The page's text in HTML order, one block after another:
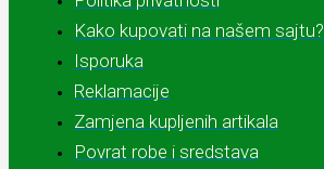
Kako kupovati na našem sajtu?
Isporuka
Reklamacije
Zamjena kupljenih artikala
Povrat robe i sredstava